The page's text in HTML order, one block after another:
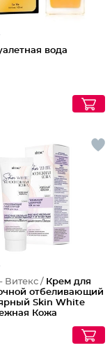
вода
Витекс / Крем для
отбеливающий
Skin White
Кожа